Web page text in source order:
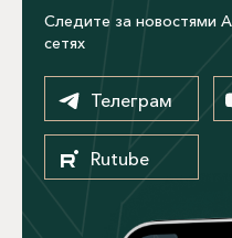
Следите за новостями
сетях
Телеграм
Rutube